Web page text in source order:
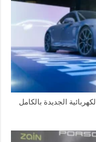
الجديدة بالكامل